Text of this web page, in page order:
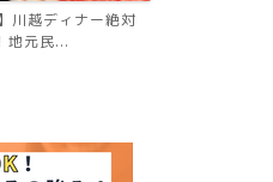
川越ディナー絶対
地元民...